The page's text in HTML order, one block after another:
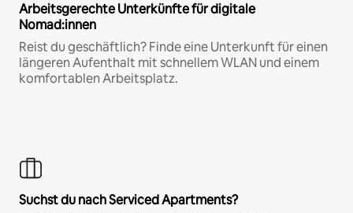
Arbeitsgerechte Unterkünfte für digitale
Nomad:innen
Reist du geschäftlich? Finde eine Unterkunft für einen
längeren Aufenthalt mit schnellem WLAN und einem
komfortablen Arbeitsplatz.
Suchst du nach Serviced Apartments?